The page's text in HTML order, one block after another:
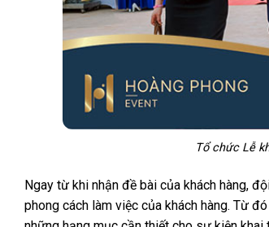
Tổ chức Lễ
Ngay từ khi nhận đề bài của khách hàng,
phong cách làm việc của khách hàng. Từ